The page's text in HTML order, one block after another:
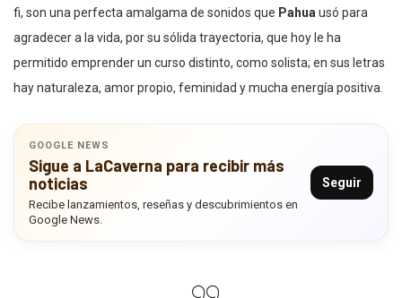
fi, son una perfecta amalgama de sonidos que Pahua usó para
agradecer a la vida, por su sólida trayectoria, que hoy le ha
permitido emprender un curso distinto, como solista; en sus letras
hay naturaleza, amor propio, feminidad y mucha energía positiva.
GOOGLE NEWS
Sigue a LaCaverna para recibir más
noticias
Recibe lanzamientos, reseñas y descubrimientos en
Google News.
Seguir